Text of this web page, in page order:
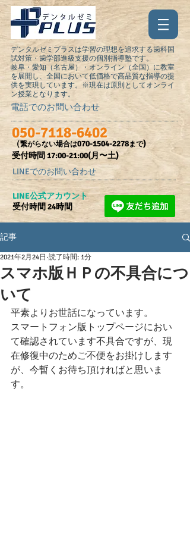
デンタルゼミプラスは学習の理想を追求する歯科国
試対策・歯学部進級支援の個別指導塾です。
岐阜・愛知（名古屋）・オンライン（全国）に教室
を展開し、全国において低価格で高品質な指導の提
供を実現しています。※現在は原則としてオンライ
ン授業となります。
電話でのお問い合わせ
050-7118-6402
（繋がらない場合は070-1504-2278まで)
受付時間​ 17:00-21:00(月〜土)
LINEでのお問い合わせ
​LINE公式アカウント
受付時間 24時間
記事
スマホ版ＨＰの不具合につ
いて
2021年2月24日 読了時間: 1分
平素よりお世話になっています。
スマートフォン版トップページにおい
て確認されています不具合ですが、現
在修復中のためご不便をお掛けします
が、今暫くお待ち頂ければと思いま
す。